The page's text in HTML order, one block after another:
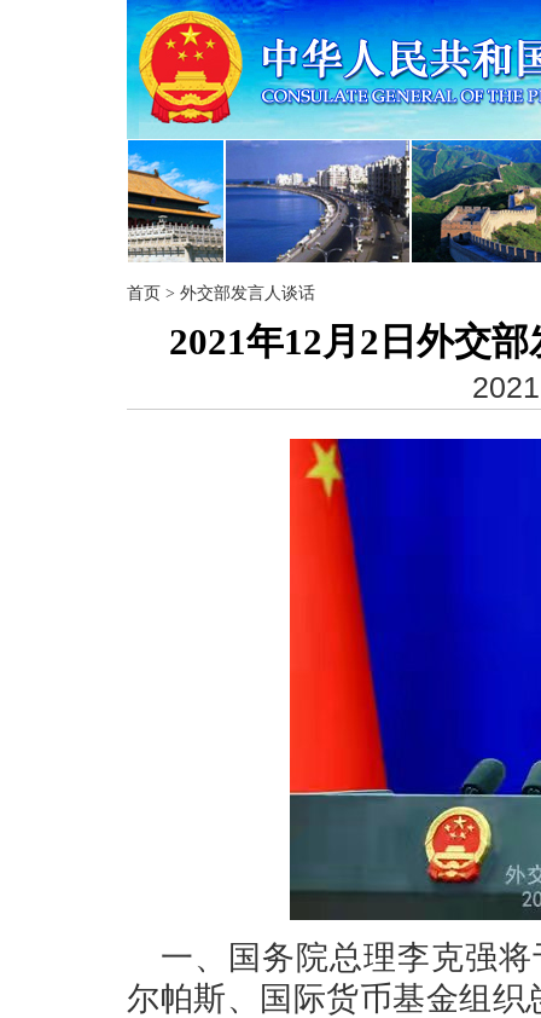
首页 > 外交部发言人谈话
2021年12月2日外交
一、国务院总理李克强
尔帕斯、国际货币基金组